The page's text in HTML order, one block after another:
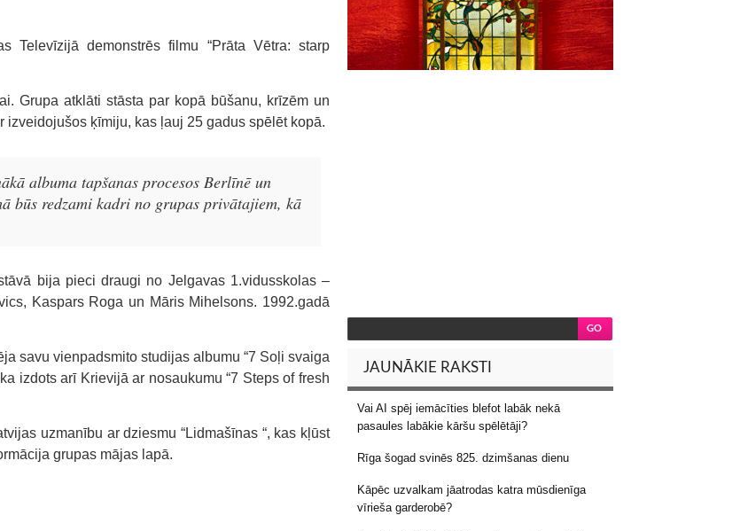
demonstrēs filmu “Prāta Vētra: starp
Grupa atklāti stāsta par kopā būšanu, krīzēm un
izveidojušos ķīmiju, kas ļauj 25 gadus spēlēt kopā.
albuma tapšanas procesos Berlīnē un
būs redzami kadri no grupas privātajiem, kā
bija pieci draugi no Jelgavas 1.vidusskolas –
Kaspars Roga un Māris Mihelsons. 1992.gadā
savu vienpadsmito studijas albumu “7 Soļi svaiga
izdots arī Krievijā ar nosaukumu “7 Steps of fresh
uzmanību ar dziesmu “Lidmašīnas “, kas kļūst
grupas mājas lapā.
JAUNĀKIE RAKSTI
Vai AI spēj iemācīties blefot labāk nekā
pasaules labākie kāršu spēlētāji?
Rīga šogad svinēs 825. dzimšanas dienu
Kāpēc uzvalkam jāatrodas katra mūsdienīga
vīrieša garderobē?